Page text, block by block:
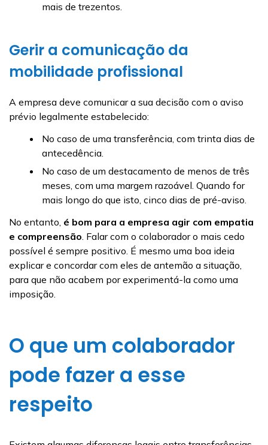
mais de trezentos.
Gerir a comunicação da
mobilidade profissional
A empresa deve comunicar a sua decisão com o aviso
prévio legalmente estabelecido:
No caso de uma transferência, com trinta dias de
antecedência.
No caso de um destacamento de menos de três
meses, com uma margem razoável. Quando for
mais longo do que isto, cinco dias de pré-aviso.
No entanto, é bom para a empresa agir com empatia
e compreensão. Falar com o colaborador o mais cedo
possível é sempre positivo. É mesmo uma boa ideia
explicar e concordar com eles de antemão a situação,
para que não acabem por experimentá-la como uma
imposição.
O que um colaborador
pode fazer a esse
respeito